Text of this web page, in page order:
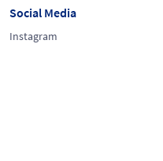
Social Media
Instagram